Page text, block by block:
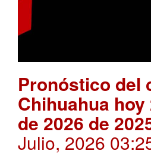
Pronóstico del
Chihuahua
de 2026 de
Julio, 2026